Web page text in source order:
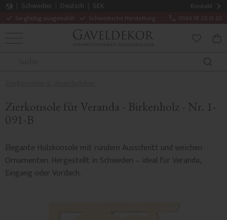
Kontakt
Sorgfältig ausgewählt Schwedische Herstellung 0046 18 20 61 20
Schweden Deutsch
SEK
MENÜ
Zierkonsole für Veranda - Birkenholz - Nr. 1-
091-B
Elegante Holzkonsole mit rundem Ausschnitt und weichen
Ornamenten. Hergestellt in Schweden – ideal für Veranda,
Eingang oder Vordach.